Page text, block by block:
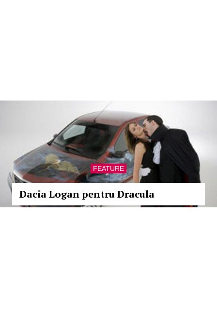
FEATURE
Dacia Logan pentru Dracula